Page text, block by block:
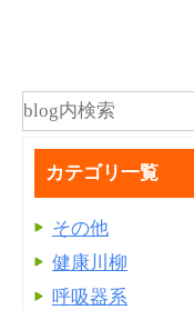
カテゴリ一覧
その他
健康川柳
呼吸器系